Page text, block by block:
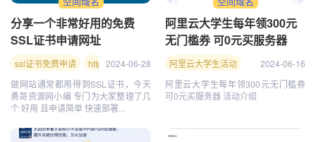
分享一个非常好用的免费
SSL证书申请网址
ssl证书免费申请 https证书免费申请 免费ssl证书
2024-06-28
做网站通常都用得到SSL证书，今天
勇哥资源网小编 专门为大家整理了几
个 好用 且申请简单 快速部署...
阿里云大学生每年领300元
无门槛券 可0元买服务器
阿里云大学生活动
2024-06-16
阿里云大学生每年领300元无门槛券
可0元买服务器 活动介绍